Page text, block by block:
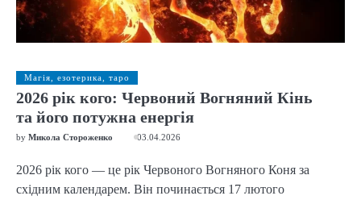
Магія, езотерика, таро
2026 рік кого: Червоний Вогняний Кінь
та його потужна енергія
by Микола Стороженко 03.04.2026
2026 рік кого — це рік Червоного Вогняного Коня за
східним календарем. Він починається 17 лютого